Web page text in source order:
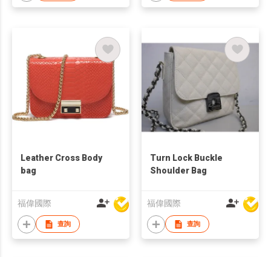
Leather Cross Body
bag
福偉國際
查詢
Turn Lock Buckle
Shoulder Bag
福偉國際
查詢